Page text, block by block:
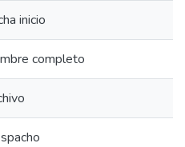
inicio
completo